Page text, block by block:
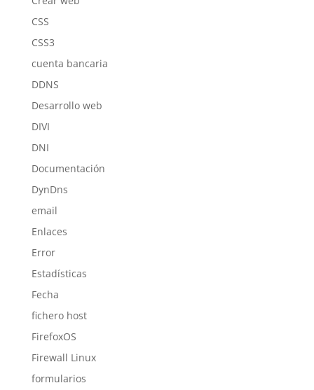
CSS
CSS3
cuenta bancaria
DDNS
Desarrollo web
DIVI
DNI
Documentación
DynDns
email
Enlaces
Error
Estadísticas
Fecha
fichero host
FirefoxOS
Firewall Linux
formularios